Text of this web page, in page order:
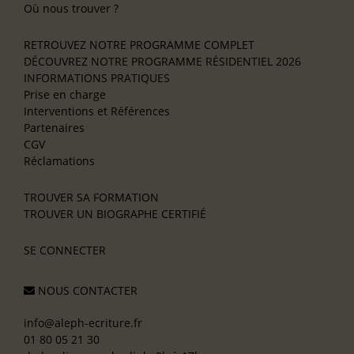
Où nous trouver ?
RETROUVEZ NOTRE PROGRAMME COMPLET
DÉCOUVREZ NOTRE PROGRAMME RÉSIDENTIEL 2026
INFORMATIONS PRATIQUES
Prise en charge
Interventions et Références
Partenaires
CGV
Réclamations
TROUVER SA FORMATION
TROUVER UN BIOGRAPHE CERTIFIÉ
SE CONNECTER
NOUS CONTACTER
info@aleph-ecriture.fr
01 80 05 21 30